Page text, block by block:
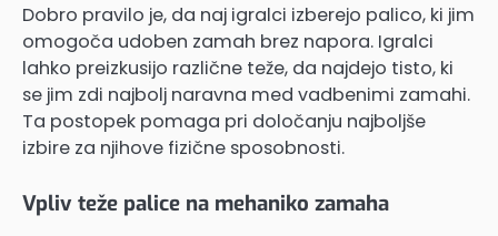
Dobro pravilo je, da naj igralci izberejo palico, ki jim
omogoča udoben zamah brez napora. Igralci
lahko preizkusijo različne teže, da najdejo tisto, ki
se jim zdi najbolj naravna med vadbenimi zamahi.
Ta postopek pomaga pri določanju najboljše
izbire za njihove fizične sposobnosti.
Vpliv teže palice na mehaniko zamaha